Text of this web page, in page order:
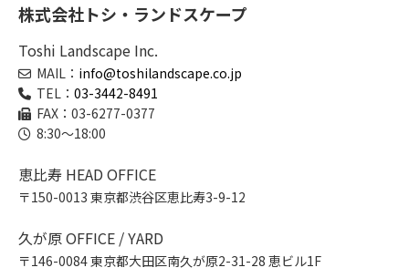
株式会社トシ・ランドスケープ
Toshi Landscape Inc.
MAIL： info@toshilandscape.co.jp
TEL： 03-3442-8491
FAX：03-6277-0377
8:30～18:00
恵比寿 HEAD OFFICE
〒150-0013 東京都渋谷区恵比寿3-9-12
久が原 OFFICE / YARD
〒146-0084 東京都大田区南久が原2-31-28 恵ビル1F